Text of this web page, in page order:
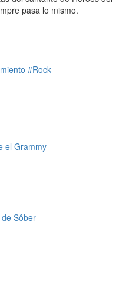
pasa lo mismo.
#Rock
el Grammy
Sôber